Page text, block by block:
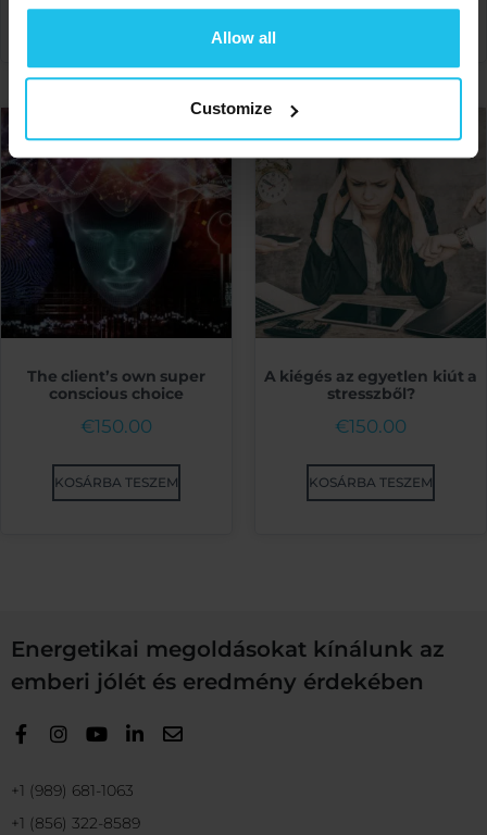
Allow all
Customize
HOZZÁADÁS A KOSÁRHOZ
The client’s own super
conscious choice
€150.00
KOSÁRBA TESZEM
A kiégés az egyetlen kiút a
stresszből?
€150.00
KOSÁRBA TESZEM
Energetikai megoldásokat kínálunk az
emberi jólét és eredmény érdekében
+1 (989) 681-1063
+1 (856) 322-8589